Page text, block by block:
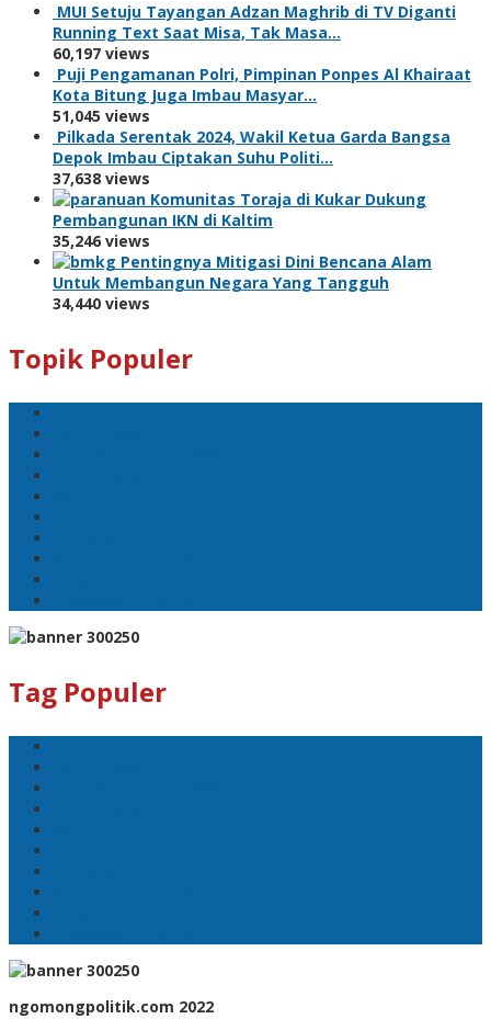
MUI Setuju Tayangan Adzan Maghrib di TV Diganti
Running Text Saat Misa, Tak Masa…
60,197 views
Puji Pengamanan Polri, Pimpinan Ponpes Al Khairaat
Kota Bitung Juga Imbau Masyar…
51,045 views
Pilkada Serentak 2024, Wakil Ketua Garda Bangsa
Depok Imbau Ciptakan Suhu Politi…
37,638 views
Komunitas Toraja di Kukar Dukung
Pembangunan IKN di Kaltim
35,246 views
Pentingnya Mitigasi Dini Bencana Alam
Untuk Membangun Negara Yang Tangguh
34,440 views
Topik Populer
Tag Populer
ngomongpolitik.com 2022